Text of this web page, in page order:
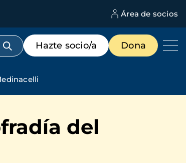
Área de socios
Menú
de
destacados
Hazte socio/a Dona
del